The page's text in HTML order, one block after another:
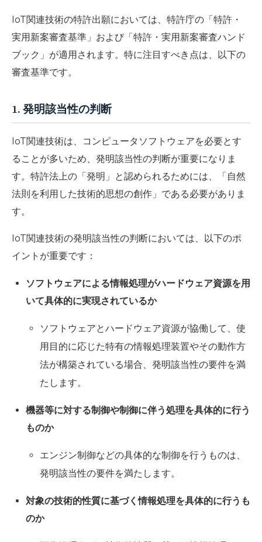
IoT関連技術の特許出願においては、特許庁の「特許・
実用新案審査基準」および「特許・実用新案審査ハンド
ブック」が適用されます。特に注目すべき点は、以下の
審査基準です。
1. 発明該当性の判断
IoT関連技術は、コンピュータソフトウェアを必要とす
ることが多いため、発明該当性の判断が重要になりま
す。特許法上の「発明」と認められるためには、「自然
法則を利用した技術的思想の創作」である必要がありま
す。
IoT関連技術の発明該当性の判断においては、以下のポ
イントが重要です：
ソフトウェアによる情報処理がハードウェア資源を用
いて具体的に実現されているか
ソフトウェアとハードウェア資源が協働して、使
用目的に応じた特有の情報処理装置やその動作方
法が構築されている場合、発明該当性の要件を満
たします。
機器等に対する制御や制御に伴う処理を具体的に行う
ものか
エンジン制御などの具体的な制御を行うものは、
発明該当性の要件を満たします。
対象の技術的性質に基づく情報処理を具体的に行うも
のか